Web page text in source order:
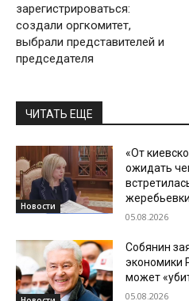
зарегистрироваться:
создали оргкомитет,
выбрали представителей и
председателя
ЧИТАТЬ ЕЩЕ
Новости
«От
ожидать
05.08.2026
Собянин
экономики
может
05.08.2026